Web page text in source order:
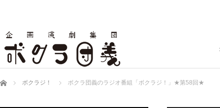
ホーム ボクラジ！ ボクラ団義のラジオ番組「ボクラジ！」★第58回★